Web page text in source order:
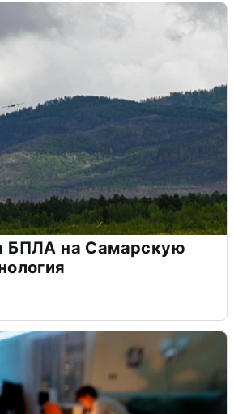
БПЛА на Самарскую